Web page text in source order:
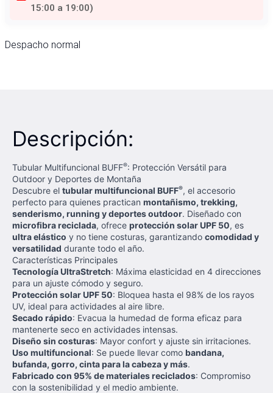
15:00 a 19:00)
Despacho normal
Descripción:
Tubular Multifuncional BUFF®: Protección Versátil para
Outdoor y Deportes de Montaña
Descubre el tubular multifuncional BUFF®, el accesorio
perfecto para quienes practican montañismo, trekking,
senderismo, running y deportes outdoor. Diseñado con
microfibra reciclada, ofrece protección solar UPF 50, es
ultra elástico y no tiene costuras, garantizando comodidad y
versatilidad durante todo el año.
Características Principales
Tecnología UltraStretch: Máxima elasticidad en 4 direcciones
para un ajuste cómodo y seguro.
Protección solar UPF 50: Bloquea hasta el 98% de los rayos
UV, ideal para actividades al aire libre.
Secado rápido: Evacua la humedad de forma eficaz para
mantenerte seco en actividades intensas.
Diseño sin costuras: Mayor confort y ajuste sin irritaciones.
Uso multifuncional: Se puede llevar como bandana,
bufanda, gorro, cinta para la cabeza y más.
Fabricado con 95% de materiales reciclados: Compromiso
con la sostenibilidad y el medio ambiente.